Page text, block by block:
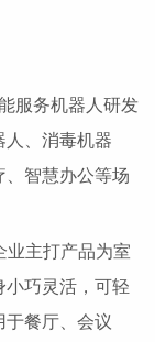
服务机器人研发
人、消毒机器
、智慧办公等场
主打产品为室
小巧灵活，可轻
于餐厅、会议